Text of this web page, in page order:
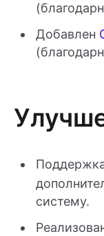
Добавлен
систему.